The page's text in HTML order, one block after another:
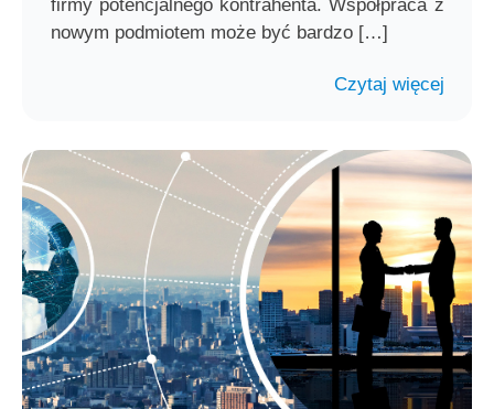
firmy potencjalnego kontrahenta. Współpraca z
nowym podmiotem może być bardzo […]
Czytaj więcej